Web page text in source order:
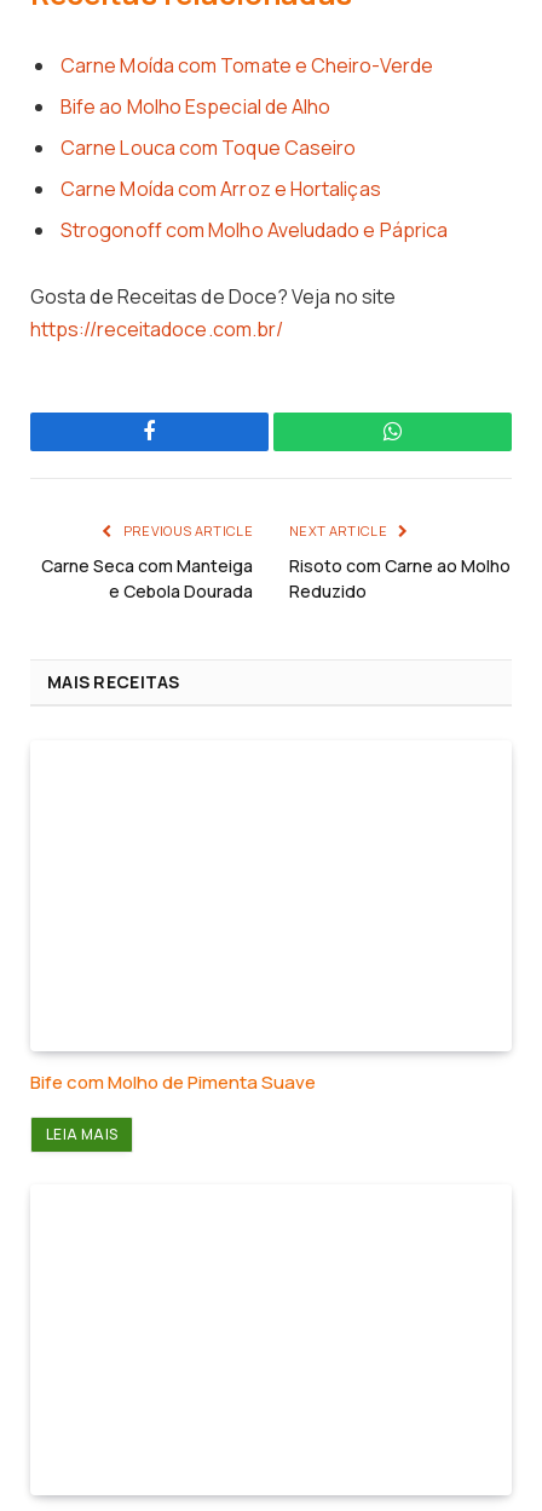
Carne Moída com Tomate e Cheiro-Verde
Bife ao Molho Especial de Alho
Carne Louca com Toque Caseiro
Carne Moída com Arroz e Hortaliças
Strogonoff com Molho Aveludado e Páprica
Gosta de Receitas de Doce? Veja no site
https://receitadoce.com.br/
Facebook WhatsApp
PREVIOUS ARTICLE
Carne Seca com Manteiga
e Cebola Dourada
NEXT ARTICLE
Risoto com Carne ao Molho
Reduzido
MAIS RECEITAS
Bife com Molho de Pimenta Suave
LEIA MAIS